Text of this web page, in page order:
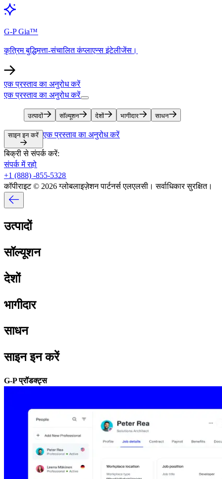
G-P Gia™​​
कृत्रिम बुद्धिमत्ता-संचालित कंप्लाएन्स इंटेलीजेंस।​​
एक प्रस्ताव का अनुरोध करें​​
एक प्रस्ताव का अनुरोध करें​​
उत्पादों​​ सॉल्यूशन​​ देशों​​ भागीदार​​ साधन​​
साइन इन करें​​ एक प्रस्ताव का अनुरोध करें​​
बिक्री से संपर्क करें:​​
संपर्क में रहो​​
+1 (888) -855-5328​​
कॉपीराइट © 2026 ग्लोबलाइज़ेशन पार्टनर्स एलएलसी। सर्वाधिकार सुरक्षित।​​
उत्पादों​​
सॉल्यूशन​​
देशों​​
भागीदार​​
साधन​​
साइन इन करें​​
G-P प्रॉडक्ट्स​​